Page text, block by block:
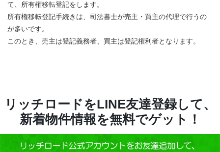
て、所有権移転登記をします。
所有権移転登記手続きは、司法書士が売主・買主の代理で行うの
が多いです。
このとき、売主は登記義務者、買主は登記権利者となります。
リッチロードをLINE友達登録して、
新着物件情報を無料でゲット！